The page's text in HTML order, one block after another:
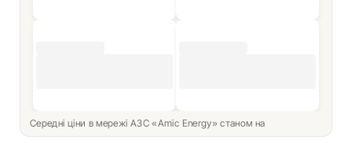
Середні ціни в мережі АЗС «Amic Energy» станом на